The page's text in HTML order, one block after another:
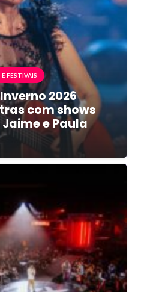
FESTIVAIS
2026
com shows
e Paula